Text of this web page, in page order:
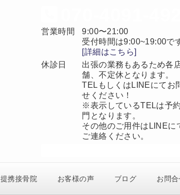
営業時間
9:00〜21:00
受付時間は9:00~19:00で
[詳細はこちら]
休診日
出張の業務もあるため各
舗、不定休となります。
TELもしくはLINEにてお
せください！
※表示しているTELは予
門となります。
その他のご用件はLINEに
ご連絡ください。
提携接骨院 お客様の声 ブログ お問合